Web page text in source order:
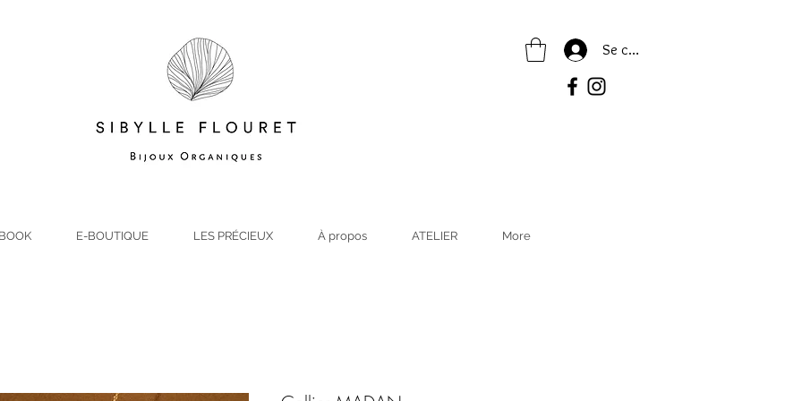
Se connecter
E-BOUTIQUE LES PRÉCIEUX À propos ATELIER More